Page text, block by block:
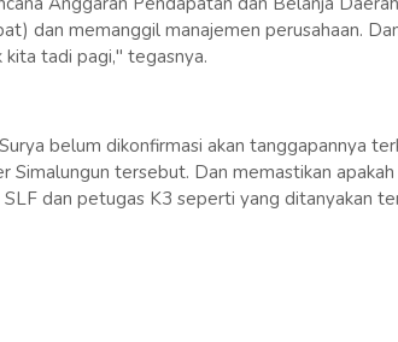
dan memanggil manajemen perusahaan.
kita tadi pagi," tegasnya.
belum dikonfirmasi akan tanggapannya
Simalungun tersebut. Dan memastikan
dan petugas K3 seperti yang ditanyakan